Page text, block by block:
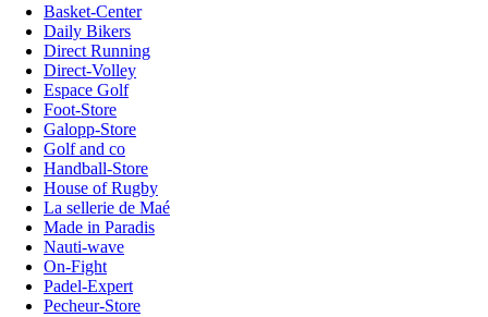
Basket-Center
Daily Bikers
Direct Running
Direct-Volley
Espace Golf
Foot-Store
Galopp-Store
Golf and co
Handball-Store
House of Rugby
La sellerie de Maé
Made in Paradis
Nauti-wave
On-Fight
Padel-Expert
Pecheur-Store